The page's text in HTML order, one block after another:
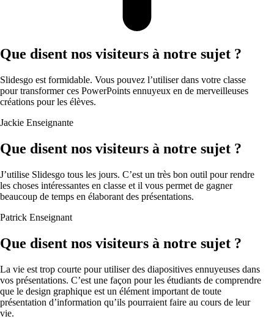
Que disent nos visiteurs à notre sujet ?
Slidesgo est formidable. Vous pouvez l’utiliser dans votre classe
pour transformer ces PowerPoints ennuyeux en de merveilleuses
créations pour les élèves.
Jackie Enseignante
Que disent nos visiteurs à notre sujet ?
J’utilise Slidesgo tous les jours. C’est un très bon outil pour rendre
les choses intéressantes en classe et il vous permet de gagner
beaucoup de temps en élaborant des présentations.
Patrick Enseignant
Que disent nos visiteurs à notre sujet ?
La vie est trop courte pour utiliser des diapositives ennuyeuses dans
vos présentations. C’est une façon pour les étudiants de comprendre
que le design graphique est un élément important de toute
présentation d’information qu’ils pourraient faire au cours de leur
vie.